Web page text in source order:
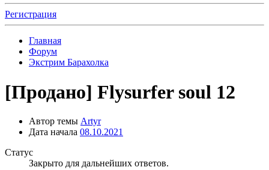
Регистрация
Главная
Форум
Экстрим Барахолка
[Продано] Flysurfer soul 12
Автор темы Artyr
Дата начала 08.10.2021
Статус
Закрыто для дальнейших ответов.